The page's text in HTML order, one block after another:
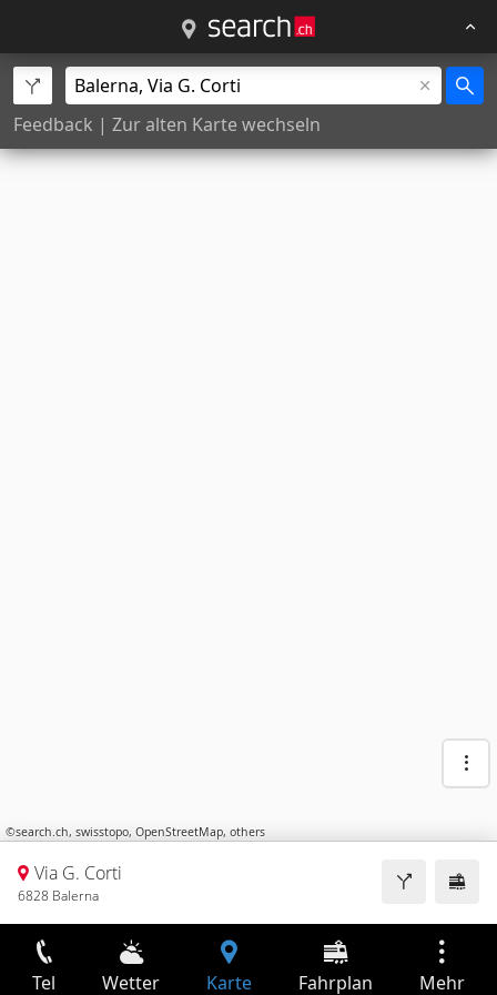
Feedback | Zur alten Karte wechseln
©search.ch, swisstopo, OpenStreetMap, others
Via G. Corti
6828 Balerna
Tel Wetter Karte Fahrplan Mehr